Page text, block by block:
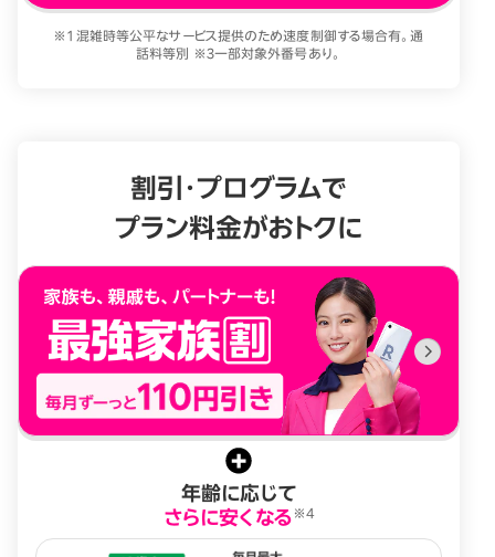
※1 混雑時等公平なサービス提供のため速度制御する場合有。通
話料等別 ※3一部対象外番号あり。
割引・プログラムで
プラン料金がおトクに
年齢に応じて
さらに安くなる ※4